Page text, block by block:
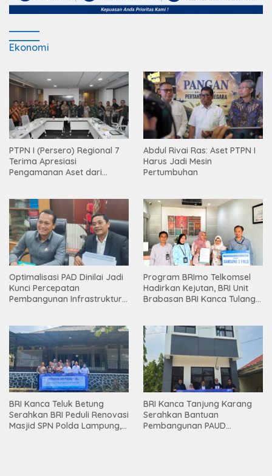
Ekonomi
PTPN I (Persero) Regional 7
Terima Apresiasi
Pengamanan Aset dari
Abdul Rivai Ras: Aset PTPN I
Harus Jadi Mesin
Pertumbuhan
Optimalisasi PAD Dinilai Jadi
Kunci Percepatan
Pembangunan Infrastruktur
Program BRImo Telkomsel
Hadirkan Kejutan, BRI Unit
Brabasan BRI Kanca Tulang
Mesuji
BRI Kanca Teluk Betung
Serahkan BRI Peduli Renovasi
Masjid SPN Polda Lampung,
BRI Kanca Tanjung Karang
Serahkan Bantuan
Pembangunan PAUD